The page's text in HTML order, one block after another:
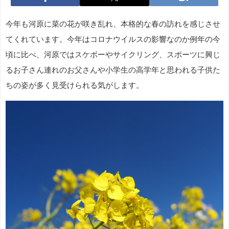
今年も河原に菜の花が咲き乱れ、本格的な春の訪れを感じさせ
てくれています。今年はコロナウイルスの影響なのか例年の今
頃に比べ、河原ではスケボーやサイクリング、スポーツに興じ
るお子さん連れのお父さんや小学生の高学年と思われる子供た
ちの姿が多く見受けられる気がします。